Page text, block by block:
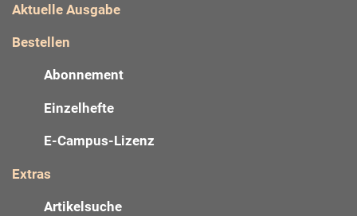
Aktuelle Ausgabe
Bestellen
Abonnement
Einzelhefte
E-Campus-Lizenz
Extras
Artikelsuche